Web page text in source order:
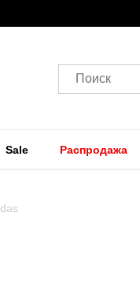
Поиск
Sale Распродажа